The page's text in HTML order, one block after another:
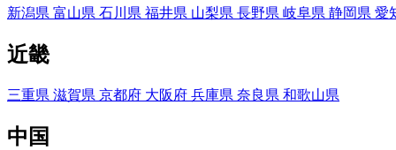
新潟県 富山県 石川県 福井県 山梨県 長野県 岐阜県 静岡県 愛
近畿
三重県 滋賀県 京都府 大阪府 兵庫県 奈良県 和歌山県
中国